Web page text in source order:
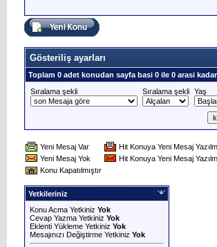
Gösteriliş ayarları
Toplam 0 adet konudan sayfa basi 0 ile 0 arasi
Sıralama şekli
Sıralama şekli Yaş
Yeni Mesaj Var
Hit Konuya Yeni Mesaj
Yeni Mesaj Yok
Hit Konuya Yeni Mesaj
Konu Kapatılmıştır
Yetkileriniz
Konu Acma Yetkiniz Yok
Cevap Yazma Yetkiniz Yok
Eklenti Yükleme Yetkiniz Yok
Mesajınızı Değiştirme Yetkiniz Yok